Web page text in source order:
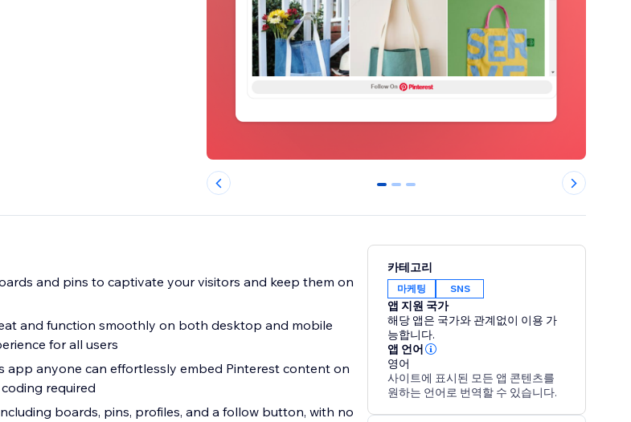
0 1 2
and pins to captivate your visitors and keep them on
and function smoothly on both desktop and mobile
for all users
app anyone can effortlessly embed Pinterest content on
required
boards, pins, profiles, and a follow button, with no
카테고리
마케팅 SNS
앱 지원 국가
해당 앱은 국가와 관계없이 이용 가
능합니다.
앱 언어
영어
사이트에 표시된 모든 앱 콘텐츠를
원하는 언어로 번역할 수 있습니다.